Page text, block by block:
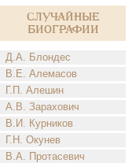
Случайные
биографии
Д.А. Блондес
В.Е. Алемасов
Г.П. Алешин
А.В. Зарахович
В.И. Курников
Г.Н. Окунев
В.А. Протасевич